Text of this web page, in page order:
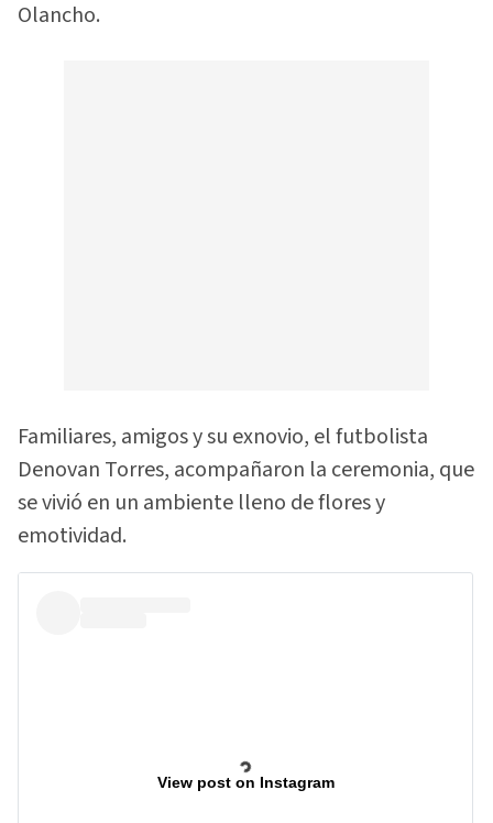
Olancho.
Familiares, amigos y su exnovio, el futbolista
Denovan Torres, acompañaron la ceremonia, que
se vivió en un ambiente lleno de flores y
emotividad.
View post on Instagram